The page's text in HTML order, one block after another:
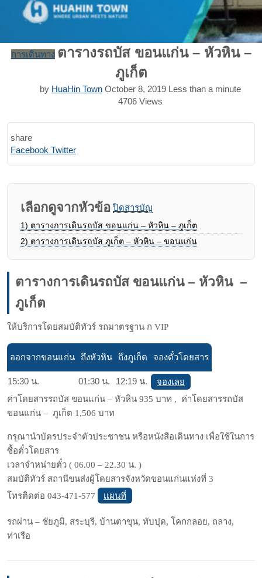
การเดินทาง ตารางรถบัส ขอนแก่น – หัวหิน –
ภูเก็ต
by HuaHin Town October 8, 2019 Less than a minute
4706 Views
share
Facebook TwitterPrint
Share
เลือกดูจากหัวข้อ ปิดสารบัญ
1) ตารางการเดินรถบัส ขอนแก่น – หัวหิน – ภูเก็ต
2) ตารางการเดินรถบัส ภูเก็ต – หัวหิน – ขอนแก่น
ตารางการเดินรถบัส ขอนแก่น – หัวหิน –
ภูเก็ต
ให้บริการโดยสมบัติทัวร์ รถมาตรฐาน ก VIP
ออกจากขอนแก่น ถึงหัวหิน ถึงภูเก็ต จองตั๋วโดยสาร
15:30 น. 01:30 น. 12:19 น. จองเลย
ค่าโดยสารรถบัส ขอนแก่น – หัวหิน 935 บาท , ค่าโดยสารรถบัส
ขอนแก่น – ภูเก็ต 1,506 บาท
กรุณานำบัตรประจำตัวประชาชน หรือหนังสือเดินทาง เพื่อใช้ในการ
ซื้อตั๋วโดยสาร
เวลาจำหน่ายตั๋ว ( 06.00 – 22.30 น. )
สมบัติทัวร์ สถานีขนส่งผู้โดยสารจังหวัดขอนแก่นแห่งที่ 3
โทรติดต่อ 043-471-577
เเผนที่
รถผ่าน – ชัยภูมิ, สระบุรี, บ้านตาขุน, ทับปุด, โคกกลอย, ถลาง,
ท่าเรือ